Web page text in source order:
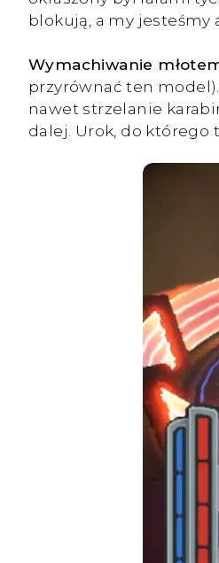
blokują, a my jesteśmy
Wymachiwanie
przyrównać ten
nawet strzelanie
dalej. Urok, do którego